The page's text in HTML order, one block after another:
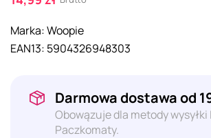
Marka:Woopie
EAN13: 5904326948303
Darmowa dostawa od
Obowązuje dla metody
Paczkomaty.